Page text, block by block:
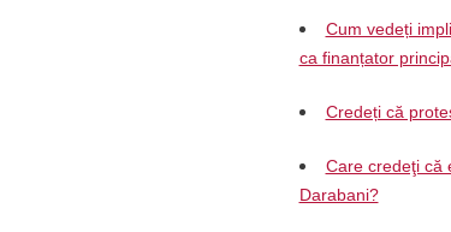
Cum vedeți
ca finanțator
Credeți că
Care credeţi că
Darabani?